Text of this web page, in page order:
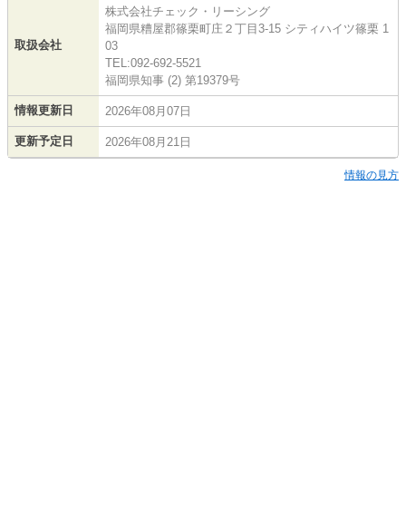
取扱会社
株式会社チェック・リーシング
福岡県糟屋郡篠栗町庄２丁目3-15 シティハイツ篠栗 1
03
TEL:092-692-5521
福岡県知事 (2) 第19379号
情報更新日 2026年08月07日
更新予定日 2026年08月21日
情報の見方